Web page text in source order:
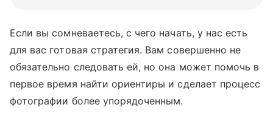
Если вы сомневаетесь, с чего начать, у нас есть
для вас готовая стратегия. Вам совершенно не
обязательно следовать ей, но она может помочь в
первое время найти ориентиры и сделает процесс
фотографии более упорядоченным.